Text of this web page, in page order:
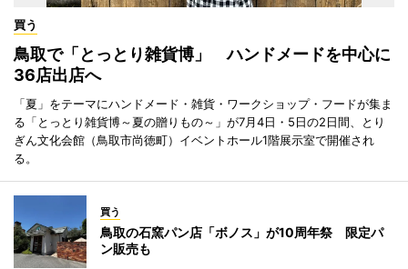
買う
鳥取で「とっとり雑貨博」 ハンドメードを中心に
36店出店へ
「夏」をテーマにハンドメード・雑貨・ワークショップ・フードが集ま
る「とっとり雑貨博～夏の贈りもの～」が7月4日・5日の2日間、とり
ぎん文化会館（鳥取市尚徳町）イベントホール1階展示室で開催され
る。
買う
鳥取の石窯パン店「ボノス」が10周年祭 限定パ
ン販売も